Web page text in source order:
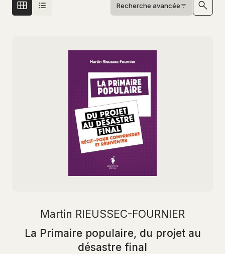
Recherche avancée
Martin RIEUSSEC-FOURNIER
La Primaire populaire, du projet au
désastre final